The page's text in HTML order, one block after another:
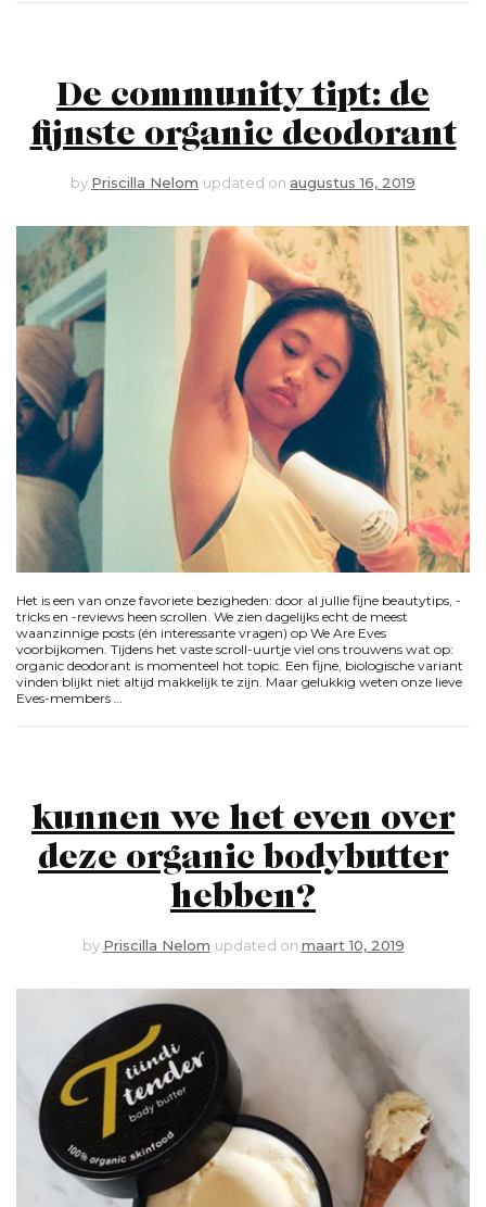
De community tipt: de
fijnste organic deodorant
by Priscilla Nelom updated on augustus 16, 2019
Het is een van onze favoriete bezigheden: door al jullie fijne beautytips, -
tricks en -reviews heen scrollen. We zien dagelijks echt de meest
waanzinnige posts (én interessante vragen) op We Are Eves
voorbijkomen. Tijdens het vaste scroll-uurtje viel ons trouwens wat op:
organic deodorant is momenteel hot topic. Een fijne, biologische variant
vinden blijkt niet altijd makkelijk te zijn. Maar gelukkig weten onze lieve
Eves-members …
kunnen we het even over
deze organic bodybutter
hebben?
by Priscilla Nelom updated on maart 10, 2019